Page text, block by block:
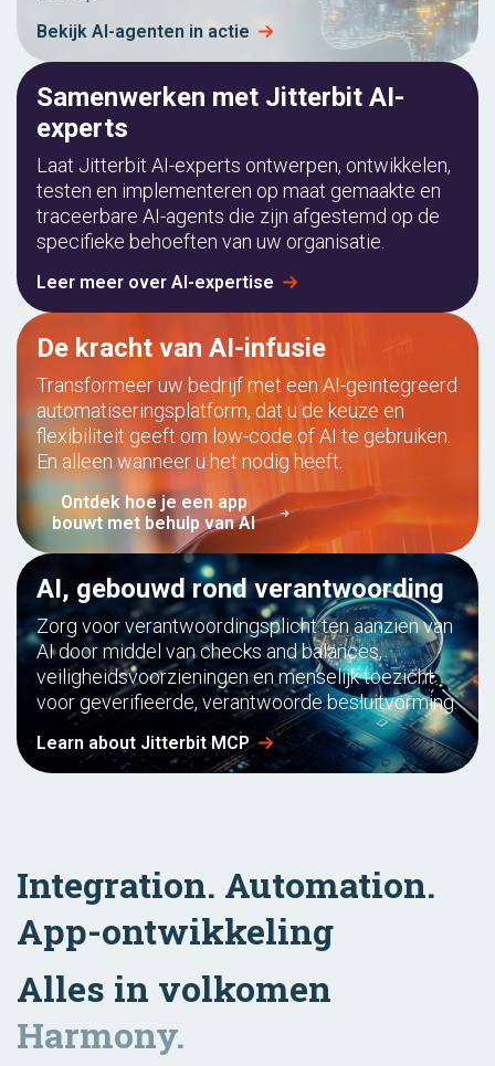
Bekijk AI-agenten in actie
Samenwerken met Jitterbit AI-
experts
Laat Jitterbit AI-experts ontwerpen, ontwikkelen,
testen en implementeren op maat gemaakte en
traceerbare AI-agents die zijn afgestemd op de
specifieke behoeften van uw organisatie.
Leer meer over AI-expertise
De kracht van AI-infusie
Transformeer uw bedrijf met een AI-geïntegreerd
automatiseringsplatform, dat u de keuze en
flexibiliteit geeft om low-code of AI te gebruiken.
En alleen wanneer u het nodig heeft.
Ontdek hoe je een app
bouwt met behulp van AI
AI, gebouwd rond verantwoording
Zorg voor verantwoordingsplicht ten aanzien van
AI door middel van checks and balances,
veiligheidsvoorzieningen en menselijk toezicht
voor geverifieerde, verantwoorde besluitvorming.
Learn about Jitterbit MCP
Integration. Automation.
App-ontwikkeling
Alles in volkomen
Harmony.